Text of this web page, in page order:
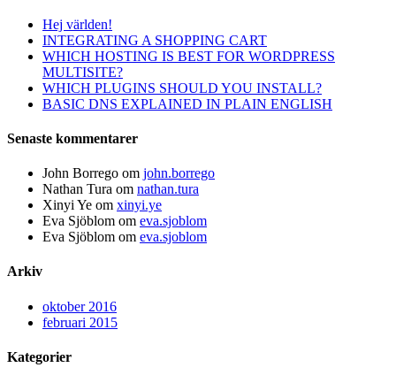
Hej världen!
INTEGRATING A SHOPPING CART
WHICH HOSTING IS BEST FOR WORDPRESS
MULTISITE?
WHICH PLUGINS SHOULD YOU INSTALL?
BASIC DNS EXPLAINED IN PLAIN ENGLISH
Senaste kommentarer
John Borrego om john.borrego
Nathan Tura om nathan.tura
Xinyi Ye om xinyi.ye
Eva Sjöblom om eva.sjoblom
Eva Sjöblom om eva.sjoblom
Arkiv
oktober 2016
februari 2015
Kategorier